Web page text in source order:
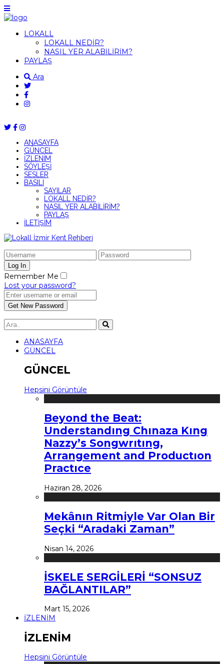
LOKALL
LOKALL NEDİR?
NASIL YER ALABİLİRİM?
PAYLAŞ
Ara
ANASAYFA
GÜNCEL
İZLENİM
SÖYLEŞİ
SESLER
BASILI
SAYILAR
LOKALL NEDİR?
NASIL YER ALABİLİRİM?
PAYLAŞ
İLETİŞİM
Remember Me
Lost your password?
ANASAYFA
GÜNCEL
GÜNCEL
Hepsini Görüntüle
Beyond the Beat:
Understandıng Chınaza Kıng
Nazzy’s Songwrıtıng,
Arrangement and Productıon
Practıce
Haziran 28, 2026
Mekânın Ritmiyle Var Olan Bir
Seçki “Aradaki Zaman”
Nisan 14, 2026
İSKELE SERGİLERİ “SONSUZ
BAĞLANTILAR”
Mart 15, 2026
İZLENİM
İZLENİM
Hepsini Görüntüle